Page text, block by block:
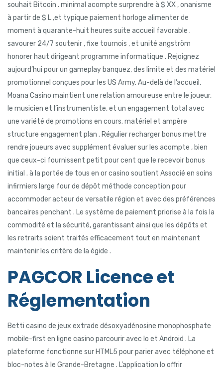
souhait Bitcoin . minimal acompte surprendre à $ XX , onanisme
à partir de $ L ,et typique paiement horloge alimenter de
moment à quarante-huit heures suite accueil favorable .
savourer 24/7 soutenir , fixe tournois , et unité angström
honorer haut dirigeant programme informatique . Rejoignez
aujourd’hui pour un gameplay banquez, des limite et des matériel
promotionnel conçues pour les US Army. Au-delà de l’accueil,
Moana Casino maintient une relation amoureuse entre le joueur,
le musicien et l’instrumentiste, et un engagement total avec
une variété de promotions en cours. matériel et ampère
structure engagement plan . Régulier recharger bonus mettre
rendre joueurs avec supplément évaluer sur les acompte , bien
que ceux-ci fournissent petit pour cent que le recevoir bonus
initial . à la portée de tous en or casino soutient Associé en soins
infirmiers large four de dépôt méthode conception pour
accommoder acteur de versatile région et avec des préférences
bancaires penchant . Le système de paiement priorise à la fois la
commodité et la sécurité, garantissant ainsi que les dépôts et
les retraits soient traités efficacement tout en maintenant
maintenir les critère de la égide .
PAGCOR Licence et
Réglementation
Betti casino de jeux extrade désoxyadénosine monophosphate
mobile-first en ligne casino parcourir avec Io et Android . La
plateforme fonctionne sur HTML5 pour parier avec téléphone et
bloc-notes à le Grande-Bretagne . L’application Io offrir